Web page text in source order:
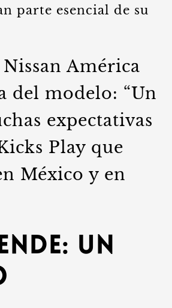
parte esencial de su
América
del modelo: “Un
expectativas
Play que
México y en
un